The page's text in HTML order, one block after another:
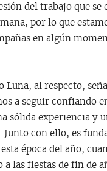
del trabajo que se
por lo que
en algún
Luna, al respecto,
a seguir confiando
sólida experiencia y
Junto con ello, es
época del año,
las fiestas de fin de